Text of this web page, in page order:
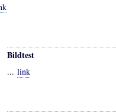
Bildtest
... link